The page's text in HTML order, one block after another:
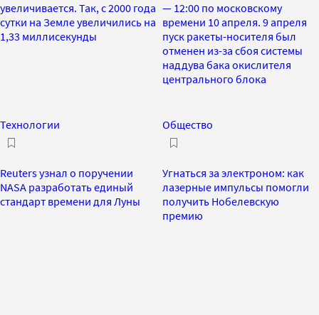
увеличивается. Так, с 2000 года
сутки на Земле увеличились на
1,33 миллисекунды
— 12:00 по московскому
времени 10 апреля. 9 апреля
пуск ракеты-носителя был
отменен из-за сбоя системы
наддува бака окислителя
центрального блока
Технологии
Reuters узнал о поручении
NASA разработать единый
стандарт времени для Луны
Общество
Угнаться за электроном: как
лазерные импульсы помогли
получить Нобелевскую
премию